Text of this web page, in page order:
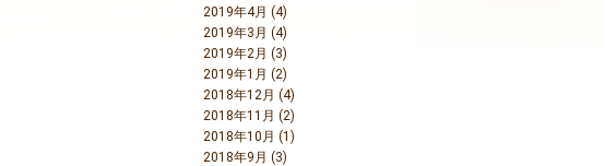
2019年4月 (4)
2019年3月 (4)
2019年2月 (3)
2019年1月 (2)
2018年12月 (4)
2018年11月 (2)
2018年10月 (1)
2018年9月 (3)